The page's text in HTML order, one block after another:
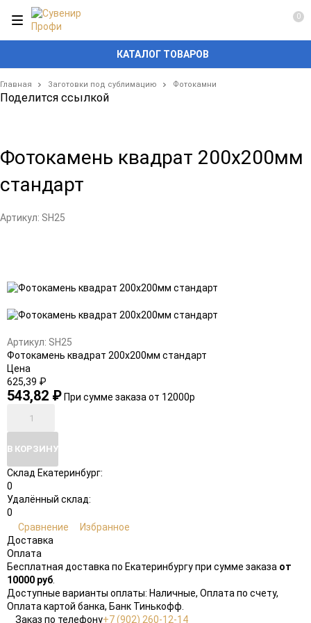
КАТАЛОГ ТОВАРОВ
0
Главная Заготовки под сублимацию Фотокамни
Поделится ссылкой
Фотокамень квадрат 200х200мм
стандарт
Артикул: SH25
в
к
Артикул: SH25
Фотокамень квадрат 200х200мм стандарт
Цена
625,39 ₽
543,82 ₽ При сумме заказа от 12000р
В КОРЗИНУ
Склад Екатеринбург:
0
Удалённый склад:
0
Сравнение
Избранное
Доставка
Оплата
Бесплатная доставка по Екатеринбургу при сумме заказа от
10000 руб
Доступные варианты оплаты: Наличные, Оплата по счету,
Оплата картой банка, Банк Тинькофф.
Заказ по телефону+7 (902) 260-12-14